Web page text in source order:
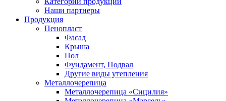
Наши партнеры
Продукция
Пенопласт
Фасад
Крыша
Пол
Фундамент, Подвал
Другие виды утепления
Металлочерепица
Металлочерепица «Сицилия»